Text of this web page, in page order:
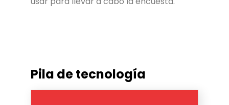
Pila de tecnología